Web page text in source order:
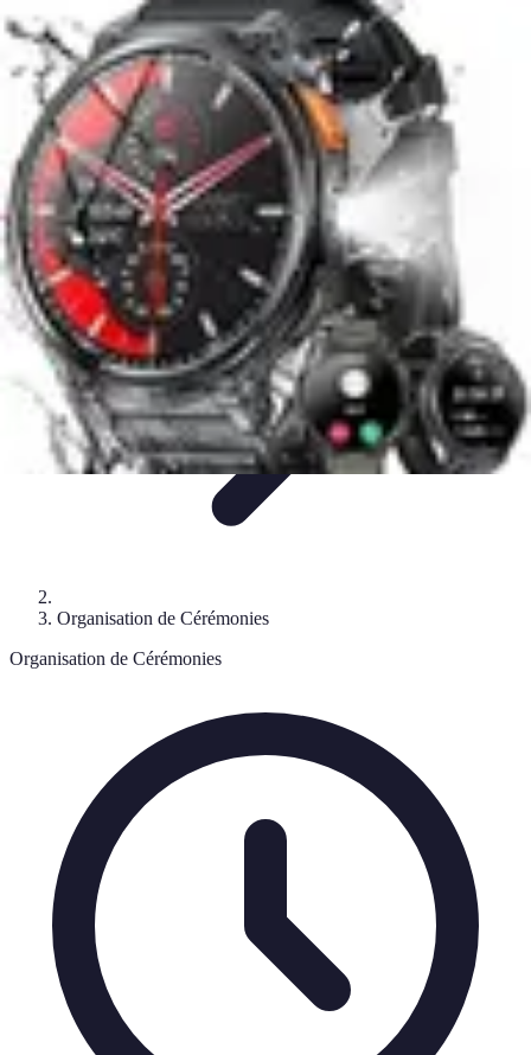
Dernier Adieu
Organisation de Funérailles
Organisation Rédaction et
HommagesRituels d'AdieuOrganisation de la cérémonie
Dernier Adieu
Organisation de Cérémonies
Organisation de Cérémonies